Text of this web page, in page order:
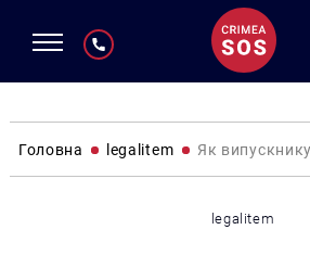
Головна legalitem Як
legalitem